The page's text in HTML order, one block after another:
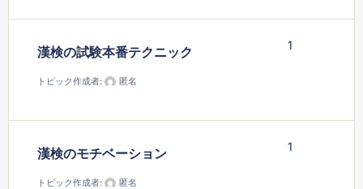
漢検の試験本番テクニック
トピック作成者: 匿名
1
漢検のモチベーション
トピック作成者: 匿名
1